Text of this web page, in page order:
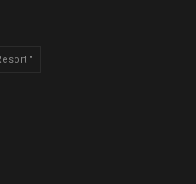
"